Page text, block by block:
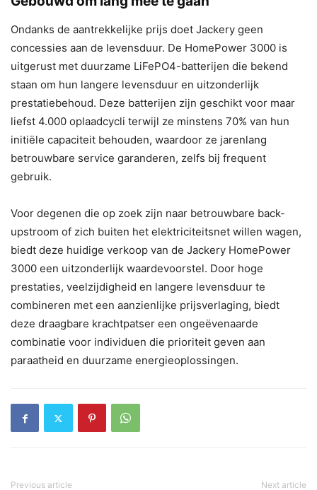
Ondanks de aantrekkelijke prijs doet Jackery geen
concessies aan de levensduur. De HomePower 3000 is
uitgerust met duurzame LiFePO4-batterijen die bekend
staan ​​om hun langere levensduur en uitzonderlijk
prestatiebehoud. Deze batterijen zijn geschikt voor maar
liefst 4.000 oplaadcycli terwijl ze minstens 70% van hun
initiële capaciteit behouden, waardoor ze jarenlang
betrouwbare service garanderen, zelfs bij frequent
gebruik.
Voor degenen die op zoek zijn naar betrouwbare back-
upstroom of zich buiten het elektriciteitsnet willen wagen,
biedt deze huidige verkoop van de Jackery HomePower
3000 een uitzonderlijk waardevoorstel. Door hoge
prestaties, veelzijdigheid en langere levensduur te
combineren met een aanzienlijke prijsverlaging, biedt
deze draagbare krachtpatser een ongeëvenaarde
combinatie voor individuen die prioriteit geven aan
paraatheid en duurzame energieoplossingen.
Previous article Next article